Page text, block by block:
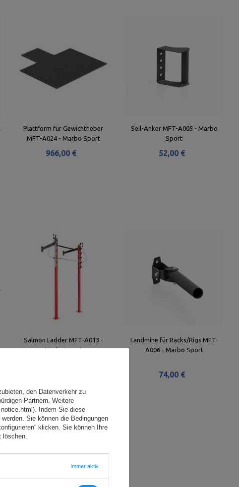
Plattform für Gewichtheber
MFT-A024 - Marbo Sport
966,00 €
Seil-Anker MFT-A005 - Marbo
Sport
52,00 €
Salmon Ladder MFT-A013 -
Marbo Sport
Landmine für Racks/Rigs MFT-
A006 - Marbo Sport
74,00 €
den Datenverkehr zu
Partnern. Weitere
Indem Sie diese
Sie können die Bedingungen
klicken. Sie können Ihre
löschen.
Immer aktiv